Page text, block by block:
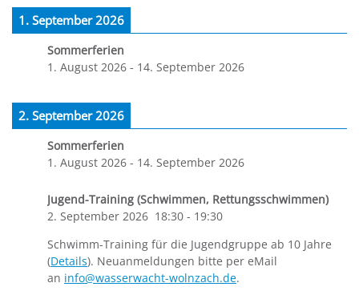
1. September 2026
Sommerferien
1. August 2026 - 14. September 2026
2. September 2026
Sommerferien
1. August 2026 - 14. September 2026
Jugend-Training (Schwimmen, Rettungsschwimmen)
2. September 2026 18:30 - 19:30
Schwimm-Training für die Jugendgruppe ab 10 Jahre
(Details). Neuanmeldungen bitte per eMail
an info@wasserwacht-wolnzach.de.